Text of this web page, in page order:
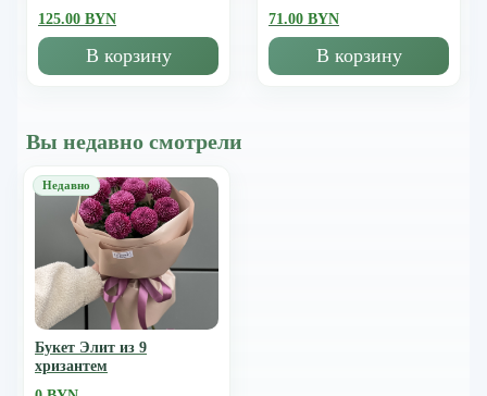
125.00 BYN
В корзину
71.00 BYN
В корзину
Вы недавно смотрели
Букет Элит из 9
хризантем